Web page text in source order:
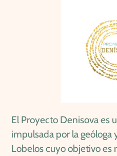
El Proyecto Denisova es
impulsada por la geóloga
Lobelos cuyo objetivo es